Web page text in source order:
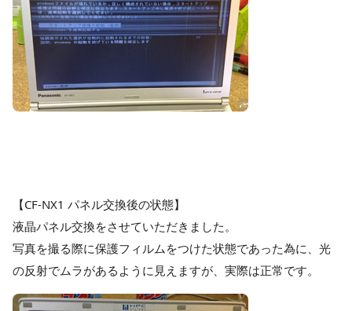
【CF-NX1 パネル交換後の状態】
液晶パネル交換をさせていただきました。
写真を撮る際に保護フィルムをつけた状態であった為に、光
の反射でムラがあるように見えますが、実際は正常です。